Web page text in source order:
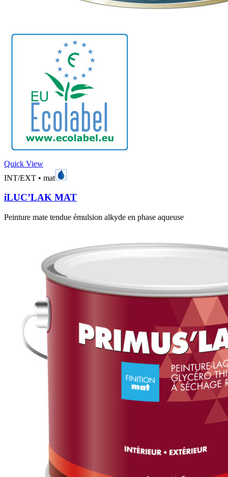
Quick View
INT/EXT • mat
iLUC’LAK MAT
Peinture mate tendue émulsion alkyde en phase aqueuse